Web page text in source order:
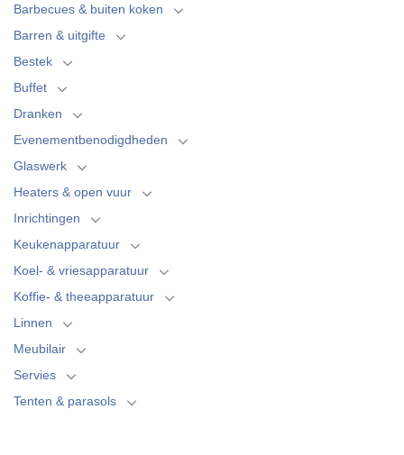
Barbecues & buiten koken
Barren & uitgifte
Bestek
Buffet
Dranken
Evenementbenodigdheden
Glaswerk
Heaters & open vuur
Inrichtingen
Keukenapparatuur
Koel- & vriesapparatuur
Koffie- & theeapparatuur
Linnen
Meubilair
Servies
Tenten & parasols